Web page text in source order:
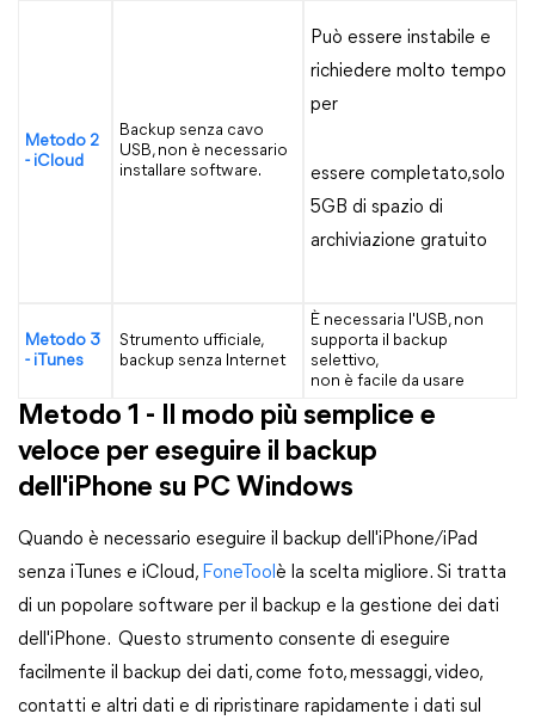
Metodo 2
- iCloud
Backup senza cavo
USB, non è necessario
installare software.
Può essere instabile e
richiedere molto tempo
per
essere completato,solo
5GB di spazio di
archiviazione gratuito
Metodo 3
- iTunes
Strumento ufficiale,
backup senza Internet
È necessaria l'USB, non
supporta il backup
selettivo,
non è facile da usare
Metodo 1 - Il modo più semplice e
veloce per eseguire il backup
dell'iPhone su PC Windows
Quando è necessario eseguire il backup dell'iPhone/iPad
senza iTunes e iCloud, FoneTool è la scelta migliore. Si tratta
di un popolare software per il backup e la gestione dei dati
dell'iPhone. Questo strumento consente di eseguire
facilmente il backup dei dati, come foto, messaggi, video,
contatti e altri dati e di ripristinare rapidamente i dati sul